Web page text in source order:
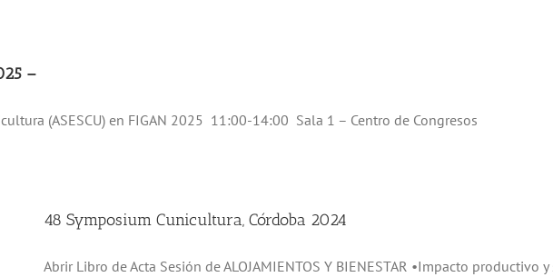
–
(ASESCU) en FIGAN 2025 11:00-14:00 Sala 1 – Centro de Congresos
48 Symposium Cunicultura, Córdoba 2024
Abrir Libro de Acta Sesión de ALOJAMIENTOS Y BIENESTAR •Impacto